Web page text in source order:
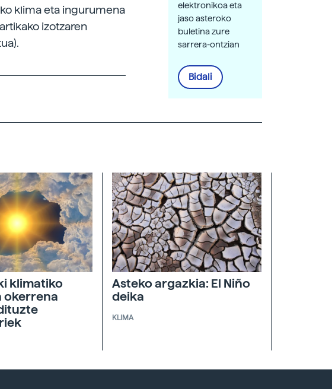
klima eta ingurumena
izotzaren
elektronikoa eta
jaso asteroko
buletina zure
sarrera-ontzian
Bidali
klimatiko
okerrena
Asteko argazkia: El Niño
deika
KLIMA